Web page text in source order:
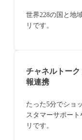
世界228の国と地
リです。
チャネルトー
報連携
たった5分でショ
スタマーサポー
リです。